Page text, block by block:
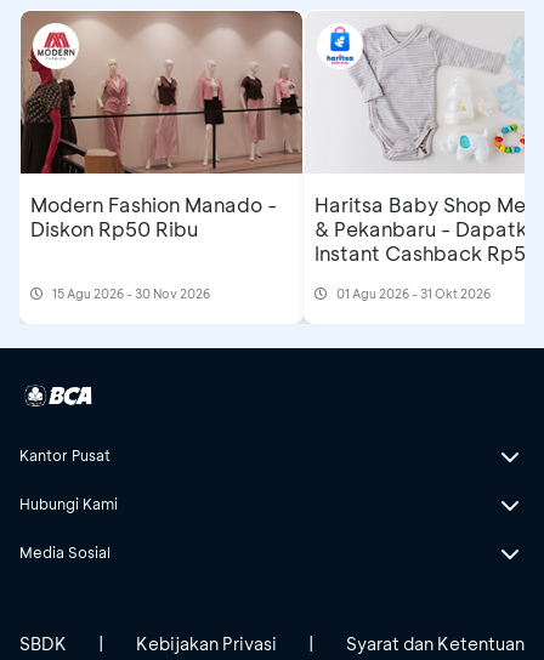
Modern Fashion Manado -
Diskon Rp50 Ribu
15 Agu 2026 - 30 Nov 2026
Haritsa Baby Shop
& Pekanbaru -
Instant Cashback Rp50
01 Agu 2026 - 31 Okt 2026
Kantor Pusat
Hubungi Kami
Media Sosial
SBDK | Kebijakan Privasi | Syarat dan Ketentuan